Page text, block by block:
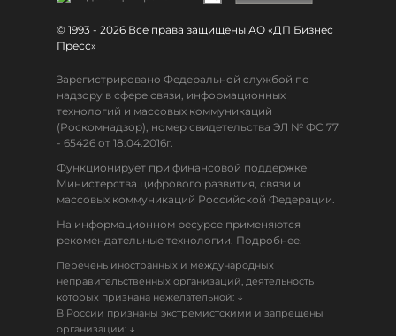
© 1993 - 2026 Все права защищены АО «ДП Бизнес
Пресс»
Зарегистрировано Федеральной службой по
надзору в сфере связи, информационных
технологий и массовых коммуникаций
(Роскомнадзор), номер свидетельства ЭЛ № ФС 77
- 65426 от 18.04.2016г.
Функционирует при финансовой поддержке
Министерства цифрового развития, связи и
массовых коммуникаций Российской Федерации.
На информационном ресурсе применяются
рекомендательные технологии. Подробнее.
Перечень иностранных и международных
неправительственных организаций, деятельность
которых признана нежелательной: ↓
В России признаны экстремистскими и запрещены
организации: ↓